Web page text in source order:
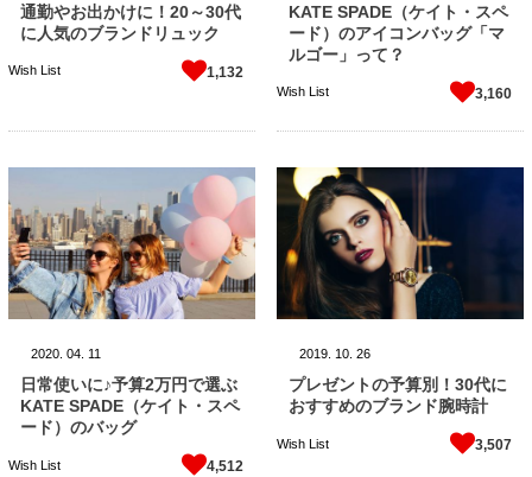
通勤やお出かけに！20～30代
に人気のブランドリュック
1,132
Wish List
KATE SPADE（ケイト・スペ
ード）のアイコンバッグ「マ
ルゴー」って？
3,160
Wish List
2020. 04. 11
日常使いに♪予算2万円で選ぶ
KATE SPADE（ケイト・スペ
ード）のバッグ
4,512
Wish List
2019. 10. 26
プレゼントの予算別！30代に
おすすめのブランド腕時計
3,507
Wish List